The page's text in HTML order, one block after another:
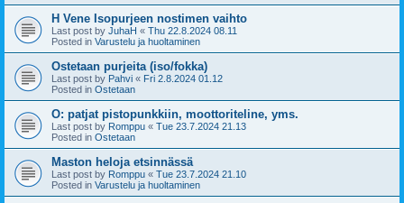
H Vene Isopurjeen nostimen vaihto
Last post by JuhaH « Thu 22.8.2024 08.11
Posted in Varustelu ja huoltaminen
Ostetaan purjeita (iso/fokka)
Last post by Pahvi « Fri 2.8.2024 01.12
Posted in Ostetaan
O: patjat pistopunkkiin, moottoriteline, yms.
Last post by Romppu « Tue 23.7.2024 21.13
Posted in Ostetaan
Maston heloja etsinnässä
Last post by Romppu « Tue 23.7.2024 21.10
Posted in Varustelu ja huoltaminen